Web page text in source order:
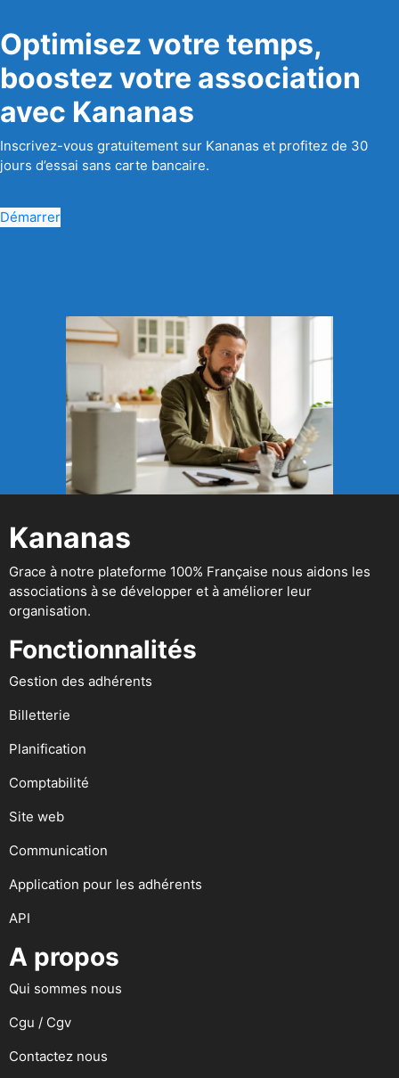
Optimisez votre temps,
boostez votre association
avec Kananas
Inscrivez-vous gratuitement sur Kananas et profitez de 30
jours d’essai sans carte bancaire.
Démarrer
Kananas
Grace à notre plateforme 100% Française nous aidons les
associations à se développer et à améliorer leur
organisation.
Fonctionnalités
Gestion des adhérents
Billetterie
Planification
Comptabilité
Site web
Communication
Application pour les adhérents
API
A propos
Qui sommes nous
Cgu / Cgv
Contactez nous